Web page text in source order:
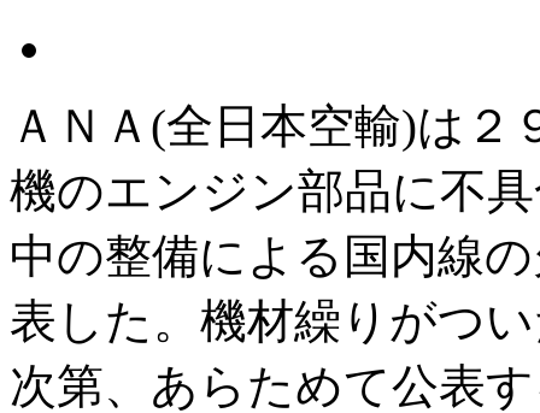
ＡＮＡ(全日本空輸)は
機のエンジン部品に不
中の整備による国内線
表した。機材繰りがつ
次第、あらためて公表